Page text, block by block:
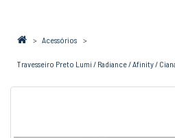
Acessórios
Travesseiro Preto Lumi / Radiance / Afinity /